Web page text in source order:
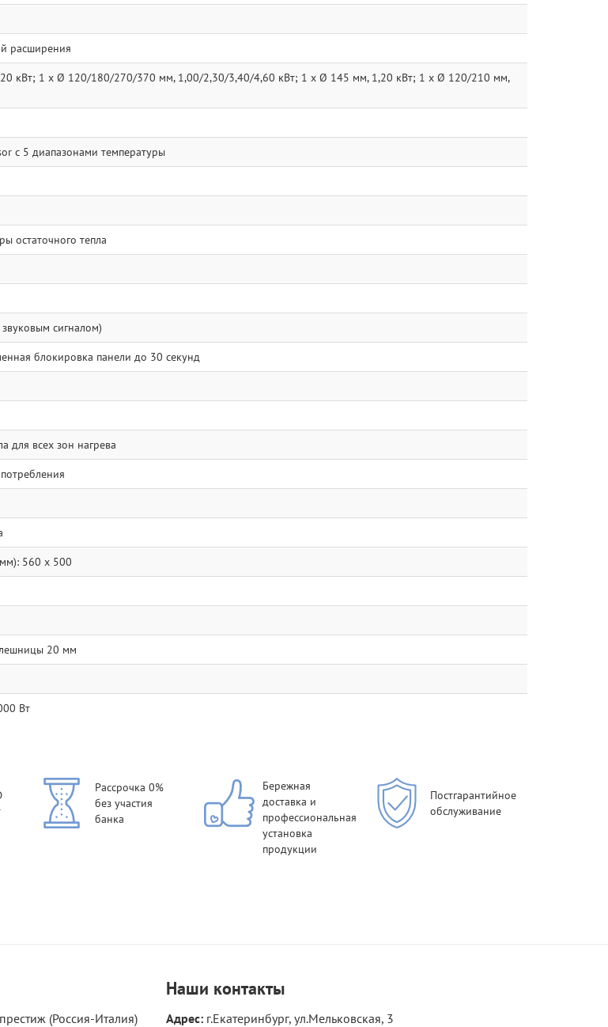
расширения
кВт; 1 x Ø 120/180/270/370 мм, 1,00/2,30/3,40/4,60 кВт; 1 x Ø 145 мм, 1,20 кВт; 1 x Ø 120/210 мм,
с 5 диапазонами температуры
остаточного тепла
сигналом)
блокировка панели до 30 секунд
для всех зон нагрева
560 x 500
20 мм
Вт
Рассрочка 0%
без участия
банка
Бережная
доставка и
профессиональная
установка
продукции
Постгарантийное
обслуживание
(Россия-Италия)
Наши контакты
Адрес: г.Екатеринбург, ул.Мельковская, 3